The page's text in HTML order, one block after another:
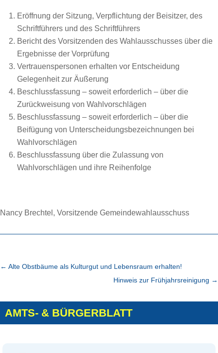
Eröffnung der Sitzung, Verpflichtung der Beisitzer, des
Schriftführers und des Schriftführers
Bericht des Vorsitzenden des Wahlausschusses über die
Ergebnisse der Vorprüfung
Vertrauenspersonen erhalten vor Entscheidung
Gelegenheit zur Äußerung
Beschlussfassung – soweit erforderlich – über die
Zurückweisung von Wahlvorschlägen
Beschlussfassung – soweit erforderlich – über die
Beifügung von Unterscheidungsbezeichnungen bei
Wahlvorschlägen
Beschlussfassung über die Zulassung von
Wahlvorschlägen und ihre Reihenfolge
Nancy Brechtel, Vorsitzende Gemeindewahlausschuss
← Alte Obstbäume als Kulturgut und Lebensraum erhalten!
Hinweis zur Frühjahrsreinigung →
AMTS- & BÜRGERBLATT